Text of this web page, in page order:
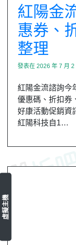
紅陽金
惠券、
整理
發表在 2026 年 7 月 2
紅陽金流諮詢今
優惠碼、折扣券
好康活動促銷資
紅陽科技自1…
虛擬主機